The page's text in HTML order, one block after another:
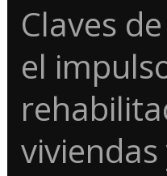
Claves
el
Claves
de
la
para
impulso